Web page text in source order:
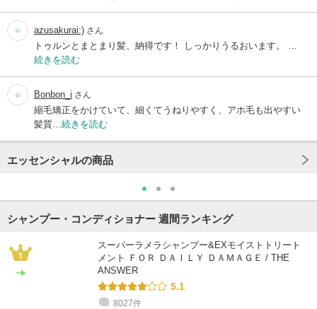
azusakurai:) さん
トゥルンとまとまり髪、納得です！ しっかりうるおいます。 …
続きを読む
Bonbon_i さん
縮毛矯正をかけていて、細くてうねりやすく、アホ毛も出やすい
髪質… 続きを読む
エッセンシャルの商品
シャンプー・コンディショナー 週間ランキング
スーパーラメラシャンプー&EXモイストトリート
メント ＦＯＲ ＤＡＩＬＹ ＤＡＭＡＧＥ / THE
ANSWER
5.1
8027件